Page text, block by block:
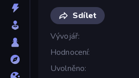
Sdílet
Vývojář
Hodnocení
Uvolněno